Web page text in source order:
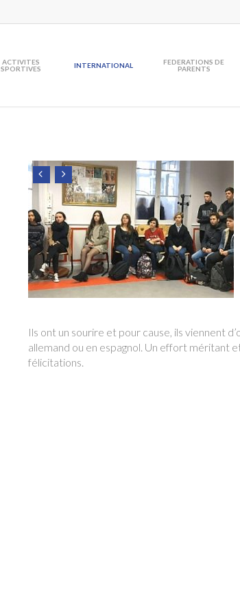
ACTIVITES
SPORTIVES
INTERNATIONAL
FEDERATIONS DE
PARENTS
Ils ont un sourire et pour cause, ils viennent
allemand ou en espagnol. Un effort méritant
félicitations.